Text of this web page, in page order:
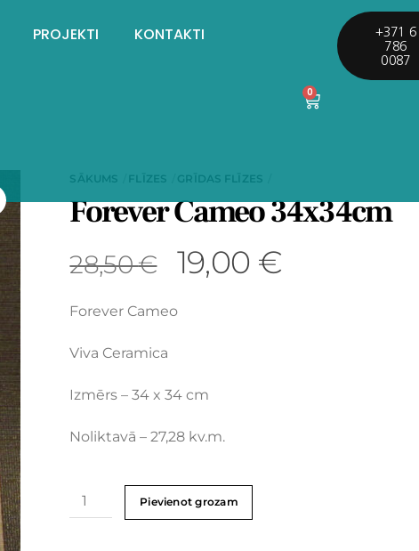
PROJEKTI KONTAKTI
0
+371 6
786
0087
SĀKUMS FLĪZES GRĪDAS FLĪZES
Forever Cameo 34x34cm
28,50€ 19,00 €
Forever Cameo
Viva Ceramica
Izmērs – 34 x 34 cm
Noliktavā – 27,28 kv.m.
Pievienot grozam